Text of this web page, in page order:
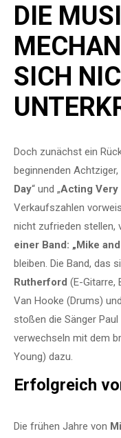
DIE
SICH
Doch zunächst ein
beginnenden
Day“ und „Acting Very
Verkaufszahlen
nicht zufrieden stellen,
einer Band: „Mike
bleiben. Die Band, das
Rutherford (E-Gitarre,
Van Hooke (Drums)
stoßen die Sänger
verwechseln mit dem
Young) dazu.
Erfolgreich
Die frühen Jahre von